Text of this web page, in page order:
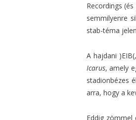
Recordings
semmilyenre
stab-téma
A hajdani
Icarus, amely
stadionbézes
arra, hogy a
Eddig zömmel